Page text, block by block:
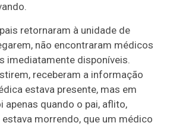
retornaram à unidade de
não encontraram médicos
imediatamente disponíveis.
receberam a informação
estava presente, mas em
apenas quando o pai, aflito,
morrendo, que um médico